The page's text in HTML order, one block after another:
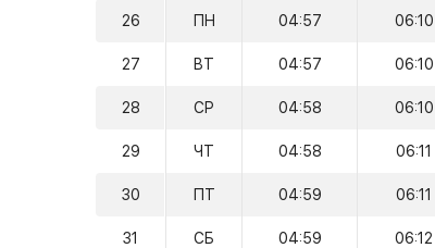
26 ПН 04:57 06:10
27 ВТ 04:57 06:10
28 СР 04:58 06:10
29 ЧТ 04:58 06:11
30 ПТ 04:59 06:11
31 СБ 04:59 06:12